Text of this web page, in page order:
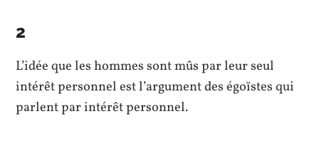
2
L’idée que les hommes sont mûs par leur seul
intérêt personnel est l’argument des égoïstes qui
parlent par intérêt personnel.